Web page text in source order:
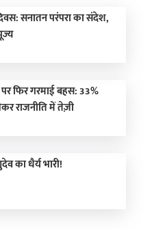
सनातन परंपरा का संदेश,
फिर गरमाई बहस: 33%
राजनीति में तेज़ी
का धैर्य भारी!